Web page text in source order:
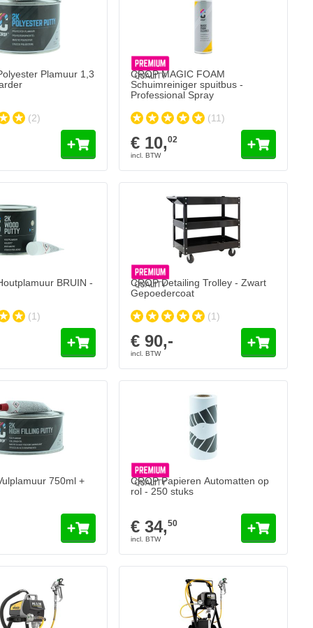
Plamuur 1,3
(2)
CROP MAGIC FOAM
Schuimreiniger spuitbus -
Professional Spray
(11)
€ 10,02
BRUIN -
(1)
CROP Detailing Trolley - Zwart
Gepoedercoat
(1)
€ 90,-
750ml +
CROP Papieren Automatten op
rol - 250 stuks
€ 34,50